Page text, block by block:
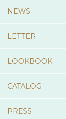
NEWS
LETTER
LOOKBOOK
CATALOG
PRESS